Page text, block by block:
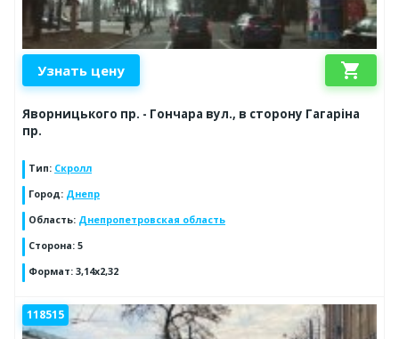
Узнать цену shopping_cart
Яворницького пр. - Гончара вул., в сторону Гагаріна
пр.
Тип: Скролл
Город: Днепр
Область: Днепропетровская область
Сторона: 5
Формат: 3,14х2,32
118515